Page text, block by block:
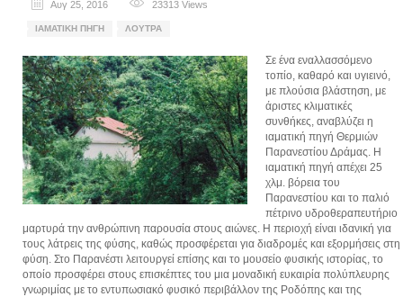
Αυγ 25, 2016 23313 Views
ΙΑΜΑΤΙΚΉ ΠΗΓΉ ΛΟΥΤΡΆ
Σε ένα εναλλασσόμενο
τοπίο, καθαρό και υγιεινό,
με πλούσια βλάστηση, με
άριστες κλιματικές
συνθήκες, αναβλύζει η
ιαματική πηγή Θερμιών
Παρανεστίου Δράμας. Η
ιαματική πηγή απέχει 25
χλμ. βόρεια του
Παρανεστίου και το παλιό
πέτρινο υδροθεραπευτήριο
μαρτυρά την ανθρώπινη παρουσία στους αιώνες. Η περιοχή είναι ιδανική για
τους λάτρεις της φύσης, καθώς προσφέρεται για διαδρομές και εξορμήσεις στη
φύση. Στο Παρανέστι λειτουργεί επίσης και το μουσείο φυσικής ιστορίας, το
οποίο προσφέρει στους επισκέπτες του μια μοναδική ευκαιρία πολύπλευρης
γνωριμίας με το εντυπωσιακό φυσικό περιβάλλον της Ροδόπης και της